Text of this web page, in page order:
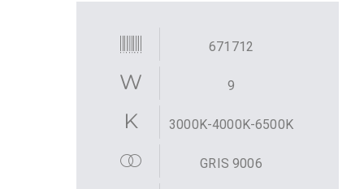
671712
9
3000K-4000K-6500K
GRIS 9006